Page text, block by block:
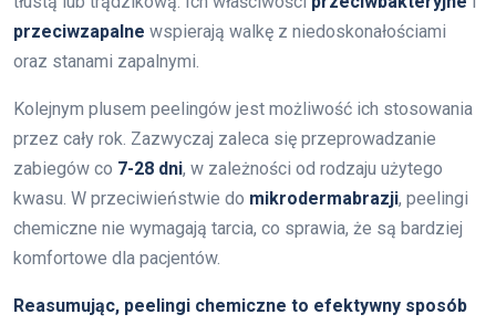
przeciwzapalne wspierają walkę z niedoskonałościami
oraz stanami zapalnymi.
Kolejnym plusem peelingów jest możliwość ich stosowania
przez cały rok. Zazwyczaj zaleca się przeprowadzanie
zabiegów co 7-28 dni, w zależności od rodzaju użytego
kwasu. W przeciwieństwie do mikrodermabrazji, peelingi
chemiczne nie wymagają tarcia, co sprawia, że są bardziej
komfortowe dla pacjentów.
Reasumując, peelingi chemiczne to efektywny sposób